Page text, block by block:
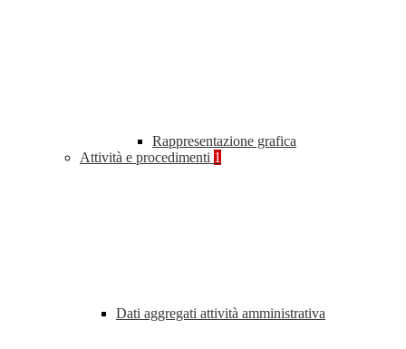
Rappresentazione grafica
Attività e procedimenti 1
Dati aggregati attività amministrativa